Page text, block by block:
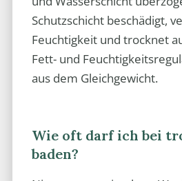
Schutzschicht beschädigt,
Feuchtigkeit und trocknet
Fett- und
aus dem Gleichgewicht.
Wie oft darf ich bei
baden?